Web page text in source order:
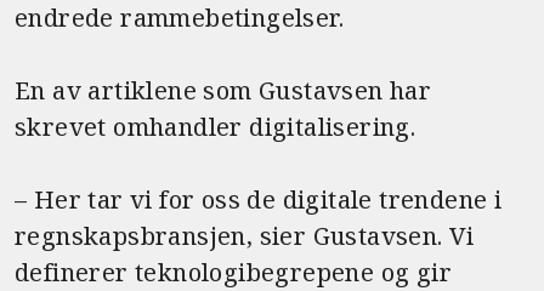
endrede rammebetingelser.
En av artiklene som Gustavsen har
skrevet omhandler digitalisering.
– Her tar vi for oss de digitale trendene i
regnskapsbransjen, sier Gustavsen. Vi
definerer teknologibegrepene og gir